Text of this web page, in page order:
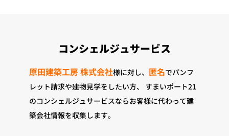
コンシェルジュサービス
原田建築工房 株式会社様に対し、 匿名でパンフ
レット請求や建物見学をしたい方、
すまいポート21
のコンシェルジュサービスならお客様に代わって建
築会社情報を収集します。